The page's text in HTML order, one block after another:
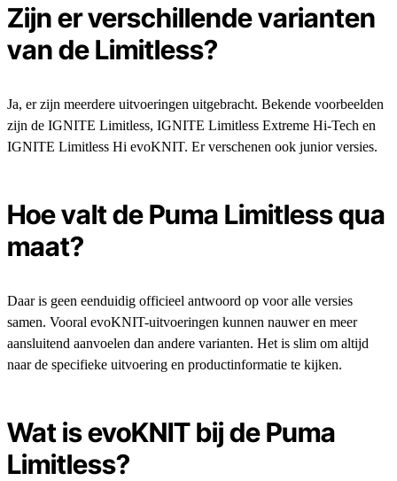
Zijn er verschillende varianten
van de Limitless?
Ja, er zijn meerdere uitvoeringen uitgebracht. Bekende voorbeelden
zijn de IGNITE Limitless, IGNITE Limitless Extreme Hi-Tech en
IGNITE Limitless Hi evoKNIT. Er verschenen ook junior versies.
Hoe valt de Puma Limitless qua
maat?
Daar is geen eenduidig officieel antwoord op voor alle versies
samen. Vooral evoKNIT-uitvoeringen kunnen nauwer en meer
aansluitend aanvoelen dan andere varianten. Het is slim om altijd
naar de specifieke uitvoering en productinformatie te kijken.
Wat is evoKNIT bij de Puma
Limitless?